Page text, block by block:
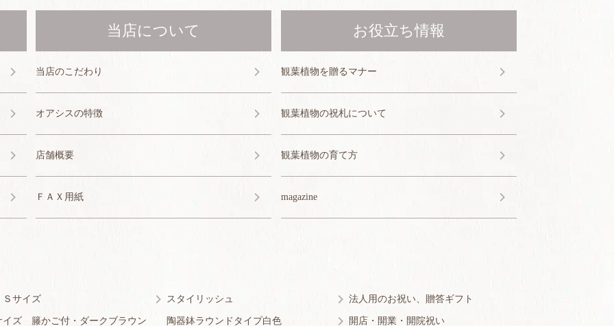
当店について
当店のこだわり
オアシスの特徴
店舗概要
ＦＡＸ用紙
お役立ち情報
観葉植物を贈るマナー
観葉植物の祝札について
観葉植物の育て方
magazine
Ｓサイズ
イズ 籐かご付・ダークブラウン
スタイリッシュ
陶器鉢ラウンドタイプ白色
法人用のお祝い、贈答ギフト
開店・開業・開院祝い